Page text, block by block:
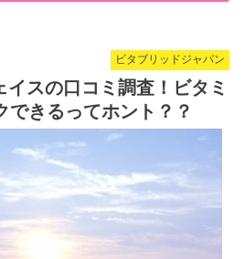
ビタブリッドジャパン
イスの口コミ調査！ビタミ
できるってホント？？